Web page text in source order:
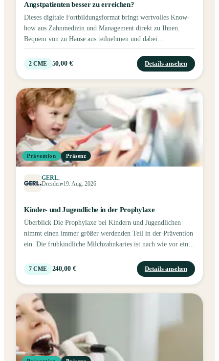
Angstpatienten besser zu erreichen?
Dieses digitale Fortbildungsformat bringt wertvolles Know-
how aus Zahnmedizin und Management direkt zu Ihnen.
Bequem von zu Hause aus teilnehmen und dabei
Fortbildungspunkte sammeln – pro Termin werden Punkte
vergeben. Wenn Sie zur Sendezeit keine Zeit haben, steht die
Aufzeichnung in der Mediathek bereit. Die Aufzeichnung ist
abrufbar. Wie kann Prophylaxe helfen, Angstpatienten besser
zu erreichen?
2 CME 50,00 € Details ansehen
Prävention Präsenz
GERL.
Dresden 19. Aug. 2026
Kinder- und Jugendliche in der Prophylaxe
Überblick Die Prophylaxe bei Kindern und Jugendlichen
nimmt einen immer größer werdenden Teil in der Prävention
ein. Die frühkindliche Milchzahnkaries ist nach wie vor eine
ernstzunehmende Erkrankung und auch die MIH stellt
besondere Herausforderungen in der Kinderzahnheilkunde
dar. In diesem Workshop wird Ihnen ein strukturierter Ablauf
Tipps zur häuslichen Mundhygiene unserer kleinen Patienten.
Dieser Workshop richtet sich an ZFAs, die sich wieder fit
machen möchten oder ihr Wissen erweitern wollen.
Seminarinhalte Früherkennungsuntersuchung (FU)
Leistungsinhalt der IP1-IP4 und IP5 Ablauf der
Fissurenversiegelung Karies und Gingivitisentstehung
7 CME 240,00 € Details ansehen